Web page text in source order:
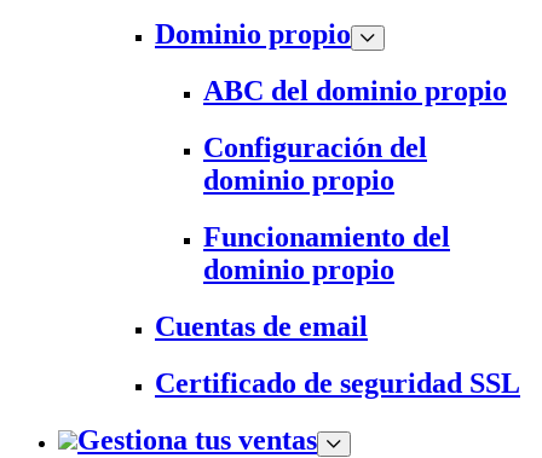
Dominio propio
ABC del dominio propio
Configuración del
dominio propio
Funcionamiento del
dominio propio
Cuentas de email
Certificado de seguridad SSL
Gestiona tus ventas